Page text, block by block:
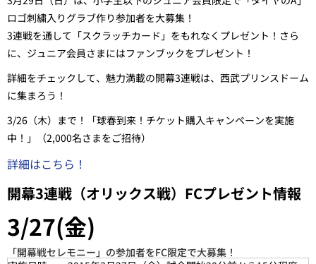
ロゴ刺繍入りグラブ作り参加者を大募集！
3連戦を通して「スクラッチカード」をもれなくプレゼント！さら
に、ジュニア会員さまにはファンブックをプレゼント！
詳細をチェックして、魅力満載の開幕3連戦は、西武プリンスドーム
に集まろう！
3/26（木）まで！「球春到来！チケット購入キャンペーンを実施
中！」（2,000名さまをご招待）
詳細はこちら！
開幕3連戦（オリックス戦）FCプレゼント情報
3/27(金)
「開幕戦セレモニー」の参加者をFC限定で大募集！